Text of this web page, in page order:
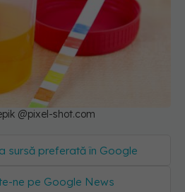
@pixel-shot.com
sursă preferată în Google
ne pe Google News